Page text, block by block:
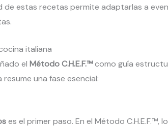
de estas recetas permite adaptarlas a
italiana
el Método C.H.E.F.™como guía
una fase esencial:
es el primer paso. En el Método C.H.E.F.™,